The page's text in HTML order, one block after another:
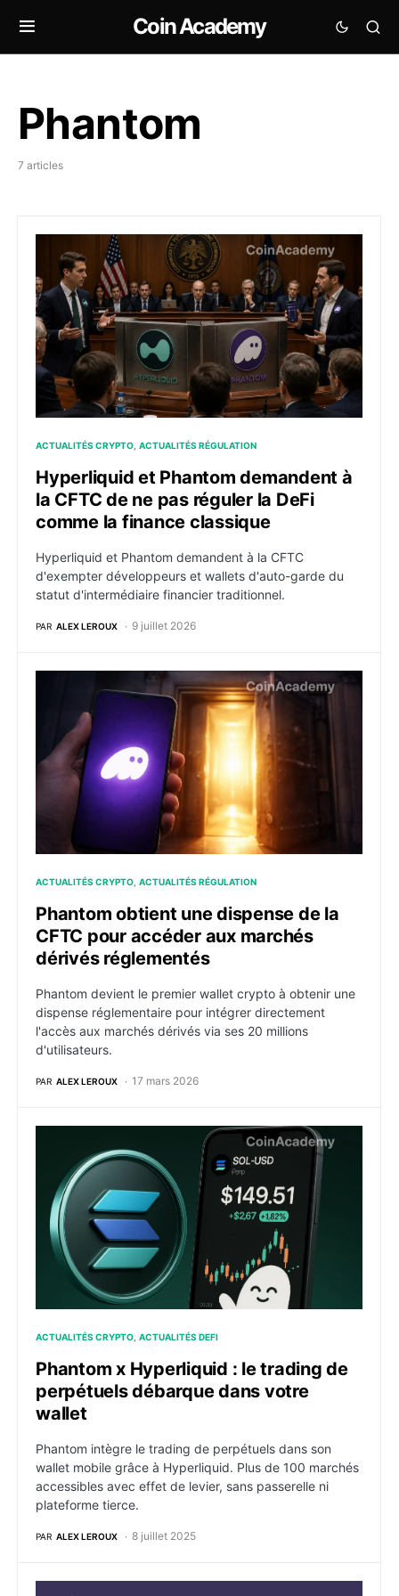
Coin Academy
Phantom
7 articles
Hyperliquid et Phantom demandent à la CFTC de
ACTUALITÉS CRYPTO ACTUALITÉS RÉGULATION
Hyperliquid et Phantom demandent à
la CFTC de ne pas réguler la DeFi
comme la finance classique
Hyperliquid et Phantom demandent à la CFTC
d'exempter développeurs et wallets d'auto-garde du
statut d'intermédiaire financier traditionnel.
PAR ALEX LEROUX 9 juillet 2026
Phantom obtient une dispense de la CFTC pour
ACTUALITÉS CRYPTO ACTUALITÉS RÉGULATION
Phantom obtient une dispense de la
CFTC pour accéder aux marchés
dérivés réglementés
Phantom devient le premier wallet crypto à obtenir une
dispense réglementaire pour intégrer directement
l'accès aux marchés dérivés via ses 20 millions
d'utilisateurs.
PAR ALEX LEROUX 17 mars 2026
Phantom x Hyperliquid : le trading de perpétuels
ACTUALITÉS CRYPTO ACTUALITÉS DEFI
Phantom x Hyperliquid : le trading de
perpétuels débarque dans votre
wallet
Phantom intègre le trading de perpétuels dans son
wallet mobile grâce à Hyperliquid. Plus de 100 marchés
accessibles avec effet de levier, sans passerelle ni
plateforme tierce.
PAR ALEX LEROUX 8 juillet 2025